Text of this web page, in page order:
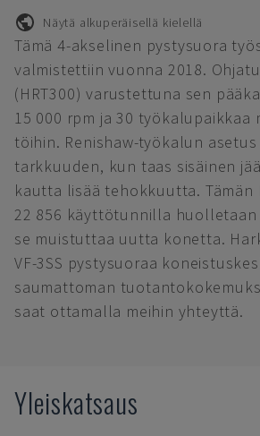
Näytä alkuperäisellä kielellä
Tämä 4-akselinen pystysuora
valmistettiin vuonna 2018.
(HRT300) varustettuna sen
15 000 rpm ja 30 työkalupaikkaa
töihin. Renishaw-työkalun
tarkkuuden, kun taas sisäinen
kautta lisää tehokkuutta. Tämän
22 856 käyttötunnilla
se muistuttaa uutta konetta.
VF-3SS pystysuoraa
saumattoman
saat ottamalla meihin yhteyttä.
Yleiskatsaus